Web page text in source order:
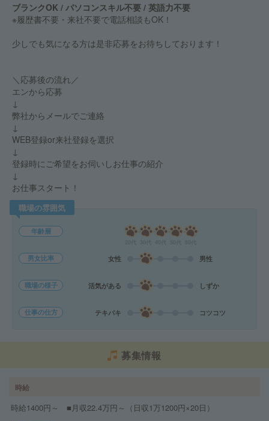
ブランクOK / パソコンスキル不要 / 英語力不要
※履歴書不要・来社不要で電話相談もOK！
少しでも気になる方は是非応募をお待ちしております！
＼応募後の流れ／
エンから応募
↓
弊社からメールでご連絡
↓
WEB登録or来社登録を選択
↓
登録時にご希望をお伺いしお仕事の紹介
↓
お仕事スタート！
職場の雰囲気
年齢層
男女比率 女性 男性
職場の様子 活気がある しずか
仕事の仕方 テキパキ コツコツ
募集情報
時給
時給1400円～ ■月収22.4万円～（日収1万1200円×20日）